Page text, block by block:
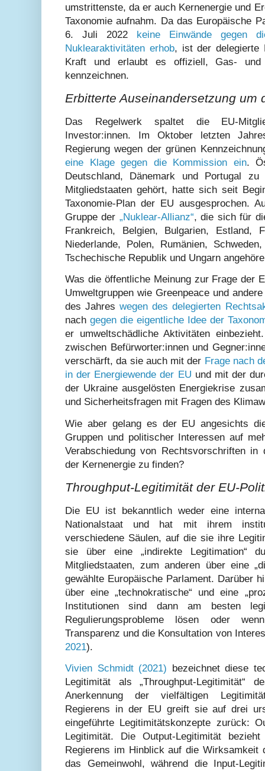
umstrittenste, da er auch Kernenergie und
Taxonomie aufnahm. Da das Europäische
6. Juli 2022 keine Einwände gegen
Nuklearaktivitäten erhob, ist der delegierte
Kraft und erlaubt es offiziell, Gas-
kennzeichnen.
Erbitterte Auseinandersetzung um
Das Regelwerk spaltet die EU-
Investor:innen. Im Oktober letzten
Regierung wegen der grünen
eine Klage gegen die Kommission ein.
Deutschland, Dänemark und Portugal zu
Mitgliedstaaten gehört, hatte sich seit
Taxonomie-Plan der EU ausgesprochen.
Gruppe der „Nuklear-Allianz“, die sich für
Frankreich, Belgien, Bulgarien, Estland,
Niederlande, Polen, Rumänien,
Tschechische Republik und Ungarn
Was die öffentliche Meinung zur Frage der
Umweltgruppen wie Greenpeace und
des Jahreswegen des delegierten
nach gegen die eigentliche Idee der
er umweltschädliche Aktivitäten
zwischen Befürworter:innen und
verschärft, da sie auch mit der Frage nach
in der Energiewende der EU und mit der
der Ukraine ausgelösten Energiekrise
und Sicherheitsfragen mit Fragen des
Wie aber gelang es der EU angesichts
Gruppen und politischer Interessen auf
Verabschiedung von Rechtsvorschriften
der Kernenergie zu finden?
Throughput-Legitimität der EU-
Die EU ist bekanntlich weder eine
Nationalstaat und hat mit ihrem
verschiedene Säulen, auf die sie ihre
sie über eine „indirekte Legitimation“
Mitgliedstaaten, zum anderen über eine
gewählte Europäische Parlament. Darüber
über eine „technokratische“ und eine
Institutionen sind dann am besten
Regulierungsprobleme lösen oder
Transparenz und die Konsultation von
2021).
Vivien Schmidt (2021) bezeichnet diese
Legitimität als „Throughput-Legitimität“
Anerkennung der vielfältigen
Regierens in der EU greift sie auf drei
eingeführte Legitimitätskonzepte zurück:
Legitimität. Die Output-Legitimität
Regierens im Hinblick auf die
das Gemeinwohl, während die Input-